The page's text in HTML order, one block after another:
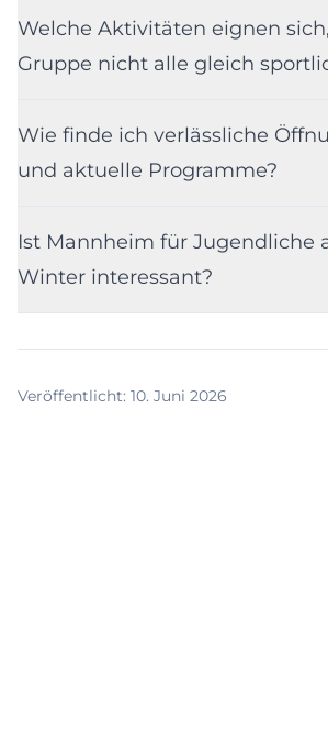
Welche Aktivitäten eignen
Gruppe nicht alle gleich
Wie finde ich verlässliche
und aktuelle Programme?
Ist Mannheim für Jugendliche
Winter interessant?
Veröffentlicht: 10. Juni 2026